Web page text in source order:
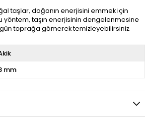
taşlar, doğanın enerjisini emmek için
yöntem, taşın enerjisinin dengelenmesine
1 gün toprağa gömerek temizleyebilirsiniz.
mm